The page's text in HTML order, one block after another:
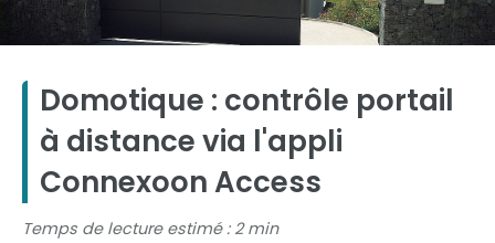
Domotique : contrôle portail
à distance via l'appli
Connexoon Access
Temps de lecture estimé : 2 min